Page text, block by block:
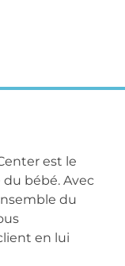
est le
bébé. Avec
du
en lui